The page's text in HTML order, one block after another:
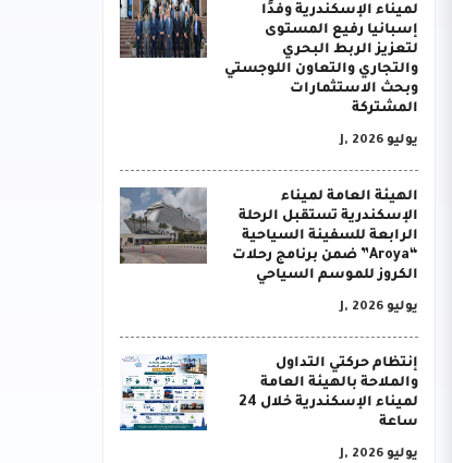
لميناء الإسكندرية وفدًا
إسبانيا رفيع المستوى
لتعزيز الربط البحري
والتجاري والتعاون اللوجستي
وبحث الاستثمارات
المشتركة
يوليو J, 2026
الهيئة العامة لميناء
الإسكندرية تستقبل الرحلة
الرابعة للسفينة السياحية
“Aroya” ضمن برنامج رحلات
الكروز للموسم السياحي
يوليو J, 2026
إنتظام حركتي التداول
والملاحة بالهيئة العامة
لميناء الإسكندرية خلال 24
ساعة
يوليو J, 2026